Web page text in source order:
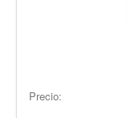
Precio: